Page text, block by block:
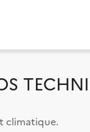
climatique.